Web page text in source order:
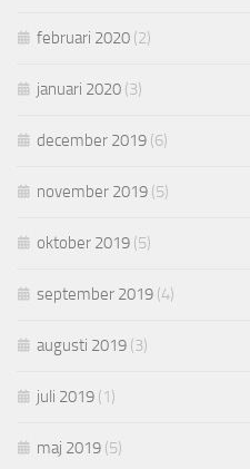
februari 2020 (2)
januari 2020 (3)
december 2019 (6)
november 2019 (5)
oktober 2019 (5)
september 2019 (4)
augusti 2019 (3)
juli 2019 (1)
maj 2019 (5)